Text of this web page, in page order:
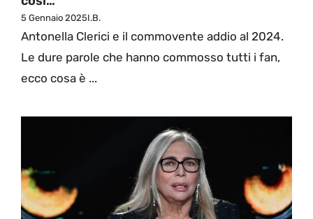
5 Gennaio 2025I.B.
Antonella Clerici e il commovente addio al 2024.
Le dure parole che hanno commosso tutti i fan,
ecco cosa è ...